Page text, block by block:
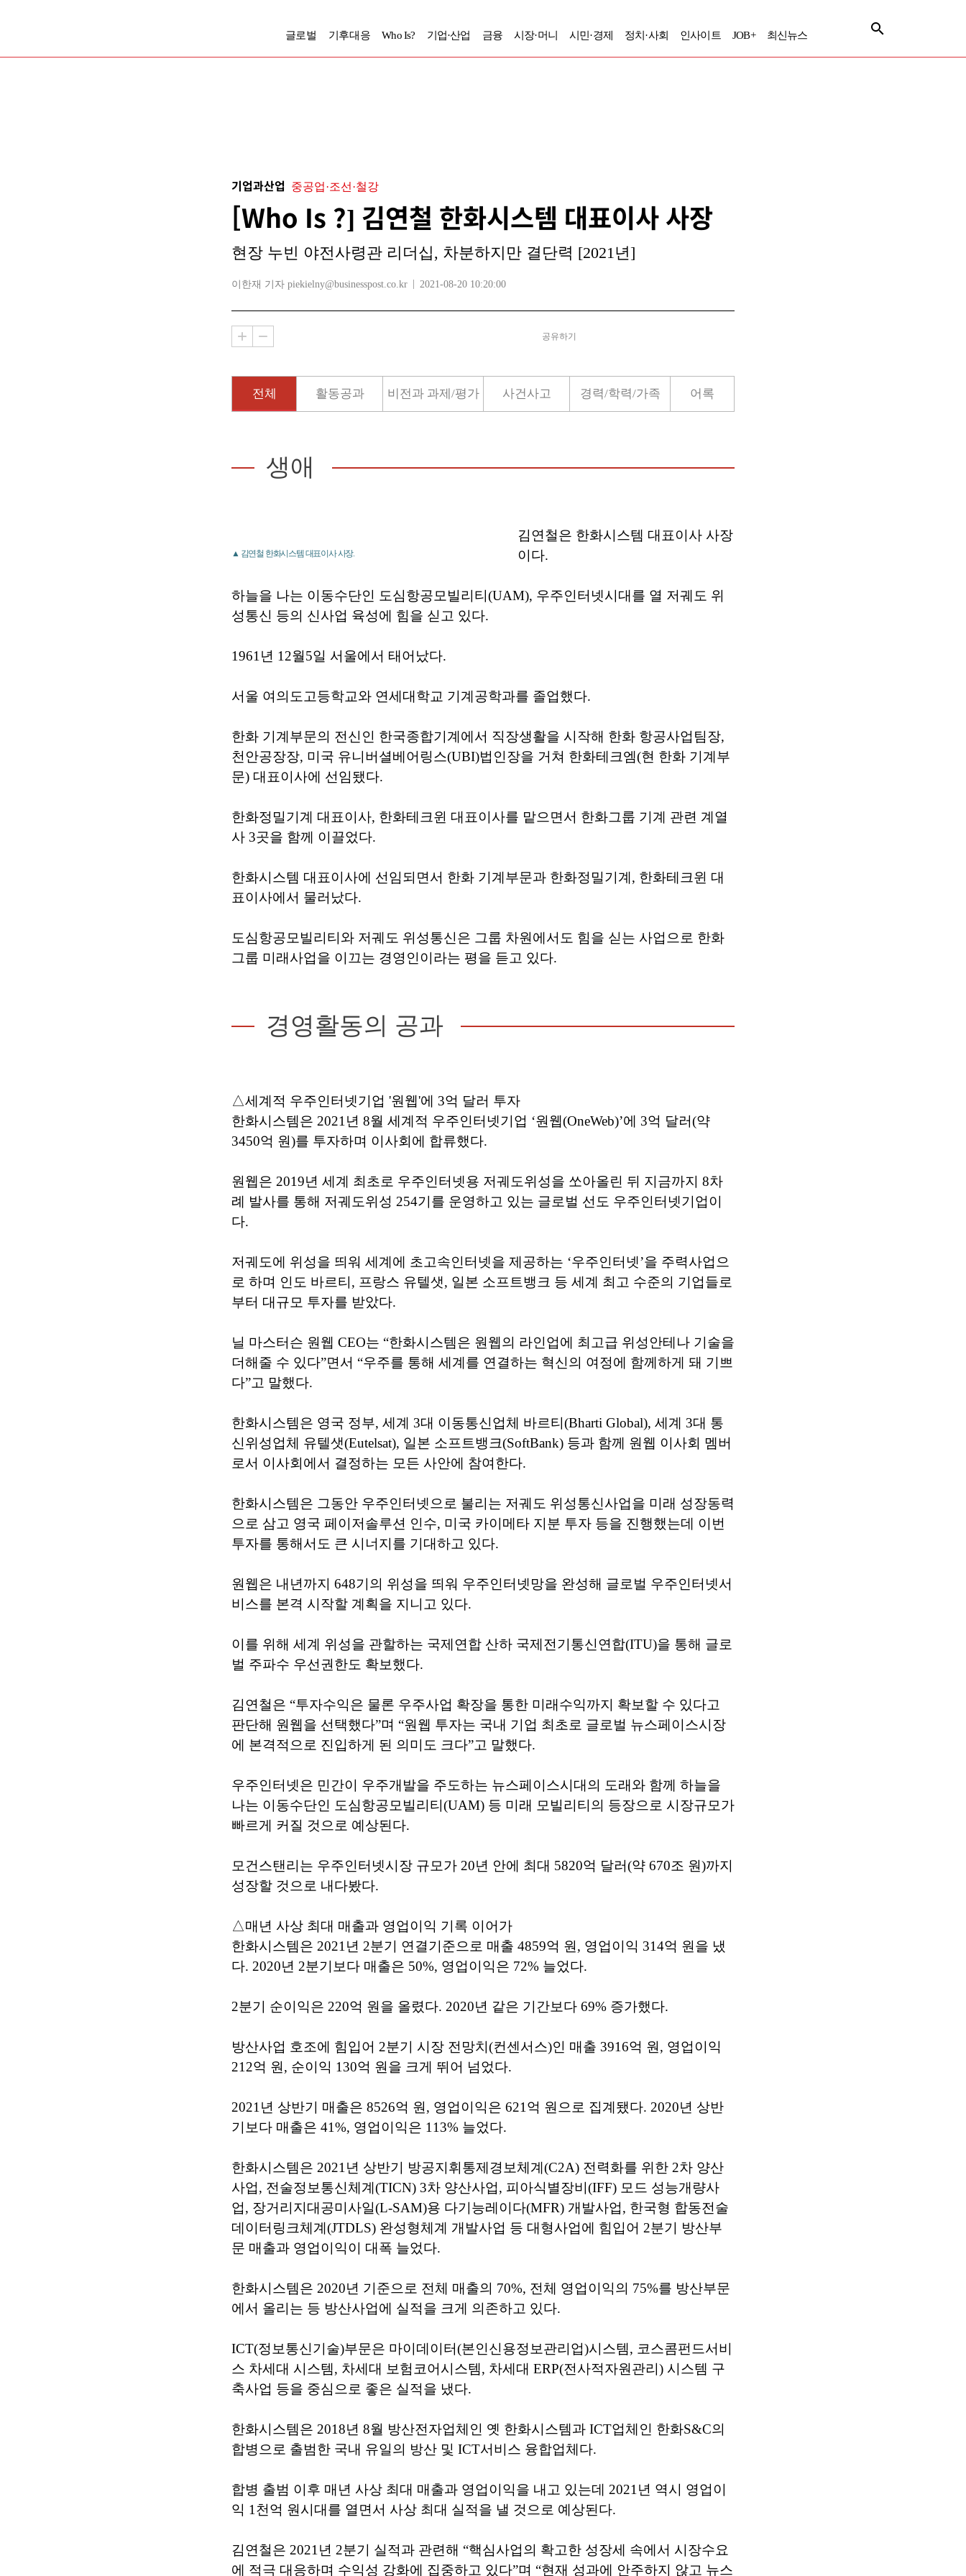
글로벌 기후대응 Who Is? 기업·산업 금융 시장·머니 시민·경제 정치·사회 인사이트 JOB+ 최신뉴스
기업과산업 중공업·조선·철강
[Who Is ?] 김연철 한화시스템 대표이사 사장
현장 누빈 야전사령관 리더십, 차분하지만 결단력 [2021년]
이한재 기자 piekielny@businesspost.co.kr 2021-08-20 10:20:00
공유하기
전체 활동공과 비전과 과제/평가 사건사고 경력/학력/가족 어록
생애
▲ 김연철 한화시스템 대표이사 사장.
김연철은 한화시스템 대표이사 사장
이다.
하늘을 나는 이동수단인 도심항공모빌리티(UAM), 우주인터넷시대를 열 저궤도 위
성통신 등의 신사업 육성에 힘을 싣고 있다.
1961년 12월5일 서울에서 태어났다.
서울 여의도고등학교와 연세대학교 기계공학과를 졸업했다.
한화 기계부문의 전신인 한국종합기계에서 직장생활을 시작해 한화 항공사업팀장,
천안공장장, 미국 유니버셜베어링스(UBI)법인장을 거쳐 한화테크엠(현 한화 기계부
문) 대표이사에 선임됐다.
한화정밀기계 대표이사, 한화테크윈 대표이사를 맡으면서 한화그룹 기계 관련 계열
사 3곳을 함께 이끌었다.
한화시스템 대표이사에 선임되면서 한화 기계부문과 한화정밀기계, 한화테크윈 대
표이사에서 물러났다.
도심항공모빌리티와 저궤도 위성통신은 그룹 차원에서도 힘을 싣는 사업으로 한화
그룹 미래사업을 이끄는 경영인이라는 평을 듣고 있다.
경영활동의 공과
△세계적 우주인터넷기업 '원웹'에 3억 달러 투자
한화시스템은 2021년 8월 세계적 우주인터넷기업 ‘원웹(OneWeb)’에 3억 달러(약
3450억 원)를 투자하며 이사회에 합류했다.
원웹은 2019년 세계 최초로 우주인터넷용 저궤도위성을 쏘아올린 뒤 지금까지 8차
례 발사를 통해 저궤도위성 254기를 운영하고 있는 글로벌 선도 우주인터넷기업이
다.
저궤도에 위성을 띄워 세계에 초고속인터넷을 제공하는 ‘우주인터넷’을 주력사업으
로 하며 인도 바르티, 프랑스 유텔샛, 일본 소프트뱅크 등 세계 최고 수준의 기업들로
부터 대규모 투자를 받았다.
닐 마스터슨 원웹 CEO는 “한화시스템은 원웹의 라인업에 최고급 위성안테나 기술을
더해줄 수 있다”면서 “우주를 통해 세계를 연결하는 혁신의 여정에 함께하게 돼 기쁘
다”고 말했다.
한화시스템은 영국 정부, 세계 3대 이동통신업체 바르티(Bharti Global), 세계 3대 통
신위성업체 유텔샛(Eutelsat), 일본 소프트뱅크(SoftBank) 등과 함께 원웹 이사회 멤버
로서 이사회에서 결정하는 모든 사안에 참여한다.
한화시스템은 그동안 우주인터넷으로 불리는 저궤도 위성통신사업을 미래 성장동력
으로 삼고 영국 페이저솔루션 인수, 미국 카이메타 지분 투자 등을 진행했는데 이번
투자를 통해서도 큰 시너지를 기대하고 있다.
원웹은 내년까지 648기의 위성을 띄워 우주인터넷망을 완성해 글로벌 우주인터넷서
비스를 본격 시작할 계획을 지니고 있다.
이를 위해 세계 위성을 관할하는 국제연합 산하 국제전기통신연합(ITU)을 통해 글로
벌 주파수 우선권한도 확보했다.
김연철은 “투자수익은 물론 우주사업 확장을 통한 미래수익까지 확보할 수 있다고
판단해 원웹을 선택했다”며 “원웹 투자는 국내 기업 최초로 글로벌 뉴스페이스시장
에 본격적으로 진입하게 된 의미도 크다”고 말했다.
우주인터넷은 민간이 우주개발을 주도하는 뉴스페이스시대의 도래와 함께 하늘을
나는 이동수단인 도심항공모빌리티(UAM) 등 미래 모빌리티의 등장으로 시장규모가
빠르게 커질 것으로 예상된다.
모건스탠리는 우주인터넷시장 규모가 20년 안에 최대 5820억 달러(약 670조 원)까지
성장할 것으로 내다봤다.
△매년 사상 최대 매출과 영업이익 기록 이어가
한화시스템은 2021년 2분기 연결기준으로 매출 4859억 원, 영업이익 314억 원을 냈
다. 2020년 2분기보다 매출은 50%, 영업이익은 72% 늘었다.
2분기 순이익은 220억 원을 올렸다. 2020년 같은 기간보다 69% 증가했다.
방산사업 호조에 힘입어 2분기 시장 전망치(컨센서스)인 매출 3916억 원, 영업이익
212억 원, 순이익 130억 원을 크게 뛰어 넘었다.
2021년 상반기 매출은 8526억 원, 영업이익은 621억 원으로 집계됐다. 2020년 상반
기보다 매출은 41%, 영업이익은 113% 늘었다.
한화시스템은 2021년 상반기 방공지휘통제경보체계(C2A) 전력화를 위한 2차 양산
사업, 전술정보통신체계(TICN) 3차 양산사업, 피아식별장비(IFF) 모드 성능개량사
업, 장거리지대공미사일(L-SAM)용 다기능레이다(MFR) 개발사업, 한국형 합동전술
데이터링크체계(JTDLS) 완성형체계 개발사업 등 대형사업에 힘입어 2분기 방산부
문 매출과 영업이익이 대폭 늘었다.
한화시스템은 2020년 기준으로 전체 매출의 70%, 전체 영업이익의 75%를 방산부문
에서 올리는 등 방산사업에 실적을 크게 의존하고 있다.
ICT(정보통신기술)부문은 마이데이터(본인신용정보관리업)시스템, 코스콤펀드서비
스 차세대 시스템, 차세대 보험코어시스템, 차세대 ERP(전사적자원관리) 시스템 구
축사업 등을 중심으로 좋은 실적을 냈다.
한화시스템은 2018년 8월 방산전자업체인 옛 한화시스템과 ICT업체인 한화S&C의
합병으로 출범한 국내 유일의 방산 및 ICT서비스 융합업체다.
합병 출범 이후 매년 사상 최대 매출과 영업이익을 내고 있는데 2021년 역시 영업이
익 1천억 원시대를 열면서 사상 최대 실적을 낼 것으로 예상된다.
김연철은 2021년 2분기 실적과 관련해 “핵심사업의 확고한 성장세 속에서 시장수요
에 적극 대응하며 수익성 강화에 집중하고 있다”며 “현재 성과에 안주하지 않고 뉴스